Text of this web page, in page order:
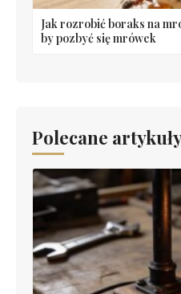
Jak rozrobić boraks na
by pozbyć się mrówek
Polecane